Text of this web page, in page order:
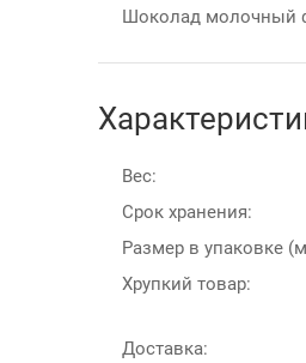
Шоколад молочный
Вес:
Срок хранения:
Размер в упаковке
Хрупкий товар:
Доставка: